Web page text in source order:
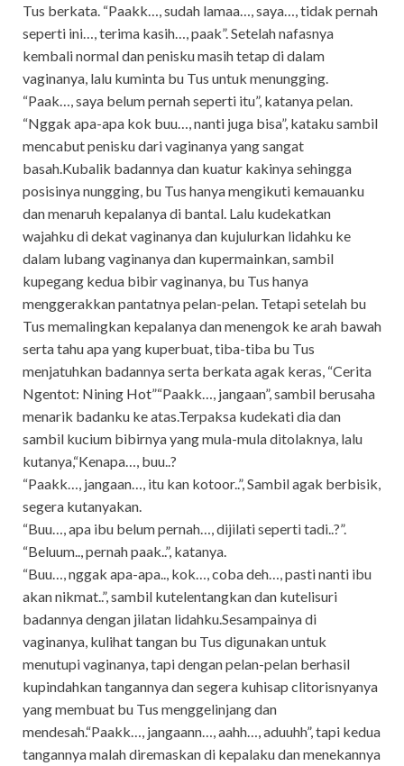
Tus berkata. “Paakk…, sudah lamaa…, saya…, tidak pernah
seperti ini…, terima kasih…, paak”. Setelah nafasnya
kembali normal dan penisku masih tetap di dalam
vaginanya, lalu kuminta bu Tus untuk menungging.
“Paak…, saya belum pernah seperti itu”, katanya pelan.
“Nggak apa-apa kok buu…, nanti juga bisa”, kataku sambil
mencabut penisku dari vaginanya yang sangat
basah.Kubalik badannya dan kuatur kakinya sehingga
posisinya nungging, bu Tus hanya mengikuti kemauanku
dan menaruh kepalanya di bantal. Lalu kudekatkan
wajahku di dekat vaginanya dan kujulurkan lidahku ke
dalam lubang vaginanya dan kupermainkan, sambil
kupegang kedua bibir vaginanya, bu Tus hanya
menggerakkan pantatnya pelan-pelan. Tetapi setelah bu
Tus memalingkan kepalanya dan menengok ke arah bawah
serta tahu apa yang kuperbuat, tiba-tiba bu Tus
menjatuhkan badannya serta berkata agak keras, “Cerita
Ngentot: Nining Hot”“Paakk…, jangaan”, sambil berusaha
menarik badanku ke atas.Terpaksa kudekati dia dan
sambil kucium bibirnya yang mula-mula ditolaknya, lalu
kutanya,“Kenapa…, buu..?
“Paakk…, jangaan…, itu kan kotoor..”, Sambil agak berbisik,
segera kutanyakan.
“Buu…, apa ibu belum pernah…, dijilati seperti tadi..?”.
“Beluum.., pernah paak..”, katanya.
“Buu…, nggak apa-apa.., kok…, coba deh…, pasti nanti ibu
akan nikmat..”, sambil kutelentangkan dan kutelisuri
badannya dengan jilatan lidahku.Sesampainya di
vaginanya, kulihat tangan bu Tus digunakan untuk
menutupi vaginanya, tapi dengan pelan-pelan berhasil
kupindahkan tangannya dan segera kuhisap clitorisnyanya
yang membuat bu Tus menggelinjang dan
mendesah.“Paakk…, jangaann…, aahh…, aduuhh”, tapi kedua
tangannya malah diremaskan di kepalaku dan menekannya